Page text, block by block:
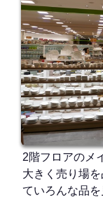
2階フロアのメ
大きく売り場
ていろんな品を